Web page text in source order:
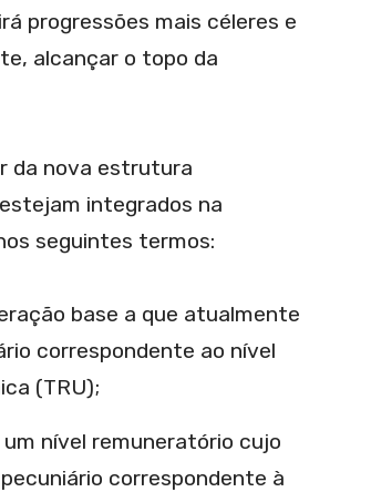
progressões mais céleres e
alcançar o topo da
da nova estrutura
integrados na
seguintes termos:
base a que atualmente
correspondente ao nível
(TRU);
nível remuneratório cujo
correspondente à